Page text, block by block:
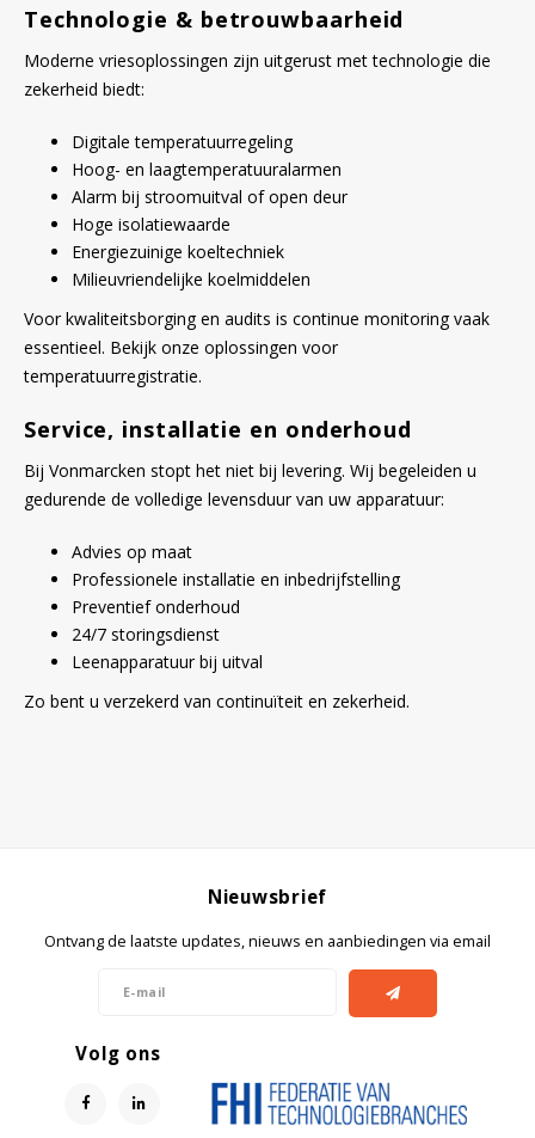
Technologie & betrouwbaarheid
Moderne vriesoplossingen zijn uitgerust met technologie die
zekerheid biedt:
Digitale temperatuurregeling
Hoog- en laagtemperatuuralarmen
Alarm bij stroomuitval of open deur
Hoge isolatiewaarde
Energiezuinige koeltechniek
Milieuvriendelijke koelmiddelen
Voor kwaliteitsborging en audits is continue monitoring vaak
essentieel. Bekijk onze oplossingen voor
temperatuurregistratie.
Service, installatie en onderhoud
Bij Vonmarcken stopt het niet bij levering. Wij begeleiden u
gedurende de volledige levensduur van uw apparatuur:
Advies op maat
Professionele installatie en inbedrijfstelling
Preventief onderhoud
24/7 storingsdienst
Leenapparatuur bij uitval
Zo bent u verzekerd van continuïteit en zekerheid.
Nieuwsbrief
Ontvang de laatste updates, nieuws en aanbiedingen via email
Volg ons